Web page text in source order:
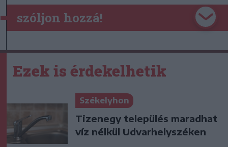
szóljon hozzá!
Ezek is érdekelhetik
Székelyhon
Tizenegy település maradhat
víz nélkül Udvarhelyszéken